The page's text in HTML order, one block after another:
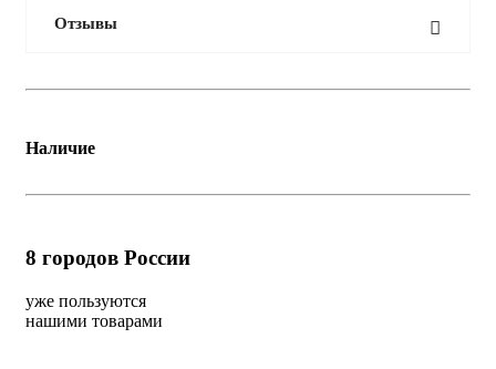
Отзывы
Наличие
8 городов России
уже пользуются
нашими товарами